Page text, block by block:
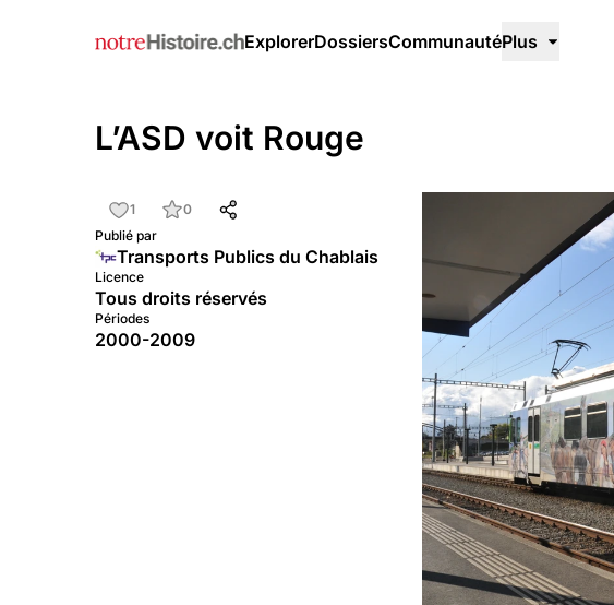
ExplorerDossiersCommunautéPlus
L’ASD voit Rouge
1
0
Publié par
Transports Publics du Chablais
Licence
Tous droits réservés
Périodes
2000-2009